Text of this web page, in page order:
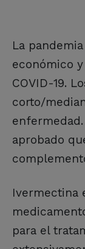
La
económico
COVID-19.
corto/
aprobado
Ivermectina
para el